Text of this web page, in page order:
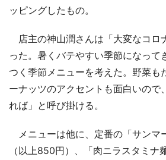
ッピングしたもの。
店主の神山潤さんは「大変なコロ
った。暑くバテやすい季節になって
つく季節メニューを考えた。野菜も
ーナッツのアクセントも面白いので
れば」と呼び掛ける。
メニューは他に、定番の「サンマ
（以上850円）、「肉ニラスタミナ